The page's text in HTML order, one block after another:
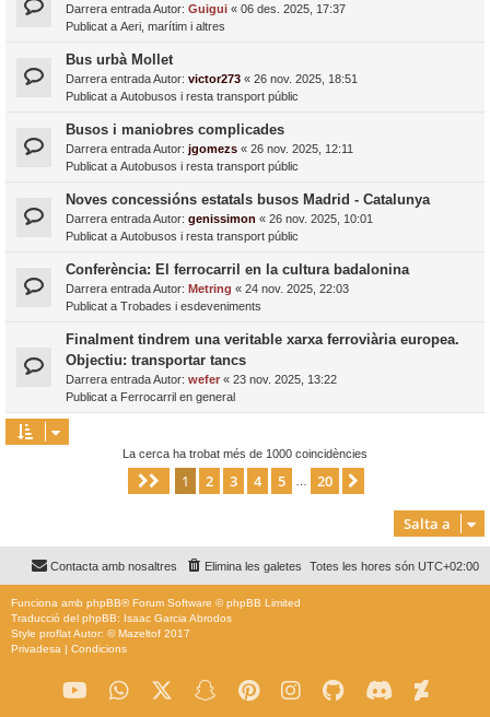
Darrera entrada Autor: Guigui « 06 des. 2025, 17:37
Publicat a Aeri, marítim i altres
Bus urbà Mollet
Darrera entrada Autor: victor273 « 26 nov. 2025, 18:51
Publicat a Autobusos i resta transport públic
Busos i maniobres complicades
Darrera entrada Autor: jgomezs « 26 nov. 2025, 12:11
Publicat a Autobusos i resta transport públic
Noves concessións estatals busos Madrid - Catalunya
Darrera entrada Autor: genissimon « 26 nov. 2025, 10:01
Publicat a Autobusos i resta transport públic
Conferència: El ferrocarril en la cultura badalonina
Darrera entrada Autor: Metring « 24 nov. 2025, 22:03
Publicat a Trobades i esdeveniments
Finalment tindrem una veritable xarxa ferroviària europea.
Objectiu: transportar tancs
Darrera entrada Autor: wefer « 23 nov. 2025, 13:22
Publicat a Ferrocarril en general
La cerca ha trobat més de 1000 coincidències
Pàgina de 20
1 2 3 4 5 20
Salta a
Totes les hores són UTC+02:00
Elimina les galetes
Contacta amb nosaltres
Funciona amb phpBB® Forum Software © phpBB Limited
Traducció del phpBB: Isaac Garcia Abrodos
Style proflatAutor: ©Mazeltof 2017
Privadesa | Condicions